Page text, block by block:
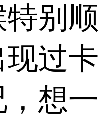
别顺
过卡
想一